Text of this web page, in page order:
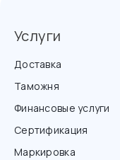
Услуги
Доставка
Таможня
Финансовые услуги
Сертификация
Маркировка